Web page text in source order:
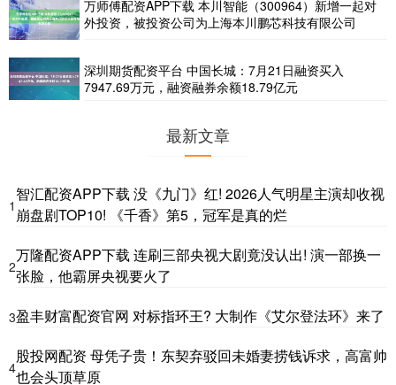
万师傅配资APP下载 本川智能（300964）新增一起对
外投资，被投资公司为上海本川鹏芯科技有限公司
深圳期货配资平台 中国长城：7月21日融资买入
7947.69万元，融资融券余额18.79亿元
最新文章
1
智汇配资APP下载 没《九门》红! 2026人气明星主演却收视
崩盘剧TOP10! 《千香》第5，冠军是真的烂
2
万隆配资APP下载 连刷三部央视大剧竟没认出! 演一部换一
张脸，他霸屏央视要火了
3盈丰财富配资官网 对标指环王? 大制作《艾尔登法环》来了
4
股投网配资 母凭子贵！东契弃驳回未婚妻捞钱诉求，高富帅
也会头顶草原